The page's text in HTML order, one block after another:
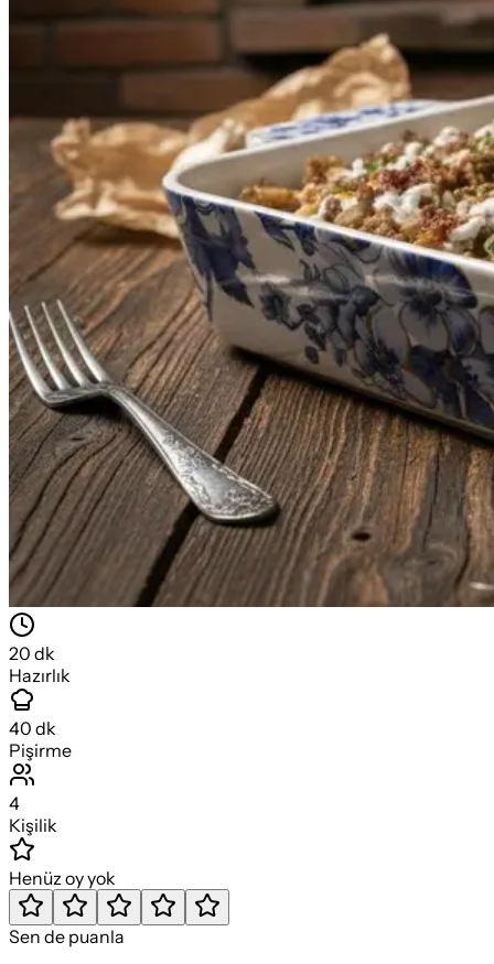
20 dk
Hazırlık
40 dk
Pişirme
4
Kişilik
Henüz oy yok
Sen de puanla